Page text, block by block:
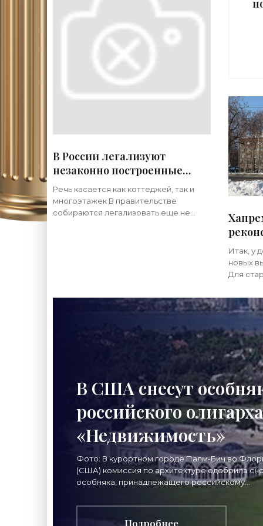
В России легализуют
незаконно построенные
дома - «Недвижимость»
Речь касается как коттеджей, так и
многоэтажек В правительстве
собираются легализовать еще не
Итак, у
новых
Для
В США снесут
российского
«Недвижимость»
Фото: В курортном городе Палм-Бич во
(США) комиссия по архитектуре одобрила
особняка, принадлежащего российскому
понедельник, 28
Подробнее